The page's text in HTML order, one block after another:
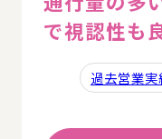
で視認性も
過去営業実